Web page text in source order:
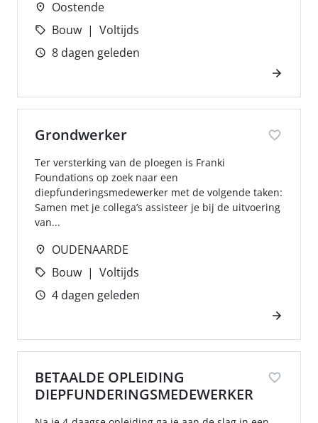
Oostende
Bouw
Voltijds
8 dagen geleden
Grondwerker
Ter versterking van de ploegen is Franki
Foundations op zoek naar een
diepfunderingsmedewerker met de volgende taken:
Samen met je collega’s assisteer je bij de uitvoering
van...
OUDENAARDE
Bouw
Voltijds
4 dagen geleden
BETAALDE OPLEIDING
DIEPFUNDERINGSMEDEWERKER